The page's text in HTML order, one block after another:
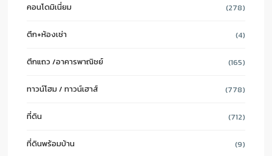
คอนโดมิเนี่ยม (278)
ตึก+ห้องเช่า (4)
ตึกแถว /อาคารพาณิชย์ (165)
ทาวน์โฮม / ทาวน์เฮาส์ (778)
ที่ดิน (712)
ที่ดินพร้อมบ้าน (9)